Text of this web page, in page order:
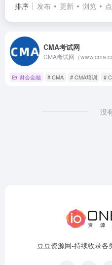
排序 发布 更新 浏览
CMA考试网
财会金融 # CMA # CMA培训 #
没
豆豆资源网-持续收录各